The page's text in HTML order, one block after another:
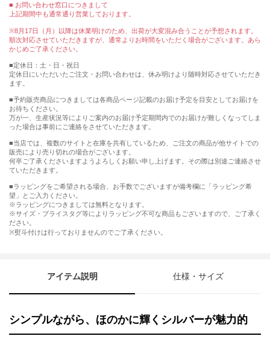
■ お問い合わせ窓口につきまして
上記期間中も通常通り営業しております。
※8月17日（月）以降は休業明けのため、出荷が大変混み合うことが予想されます。
順次対応させていただきますが、通常よりお時間をいただく場合がございます。あら
かじめご了承ください。
■定休日：土・日・祝日
定休日にいただいたご注文・お問い合わせは、休み明けより随時対応させていただき
ます。
■予約販売商品につきましては各商品ページ記載のお届け予定を目安としてお届けを
お待ちください。
万が一、生産状況等によりご案内のお届け予定期間内でのお届けが難しくなってしま
った場合は事前にご連絡をさせていただきます。
■当店では、複数のサイトと在庫を共有しているため、ご注文の商品が他サイトでの
販売により売り切れの場合がございます。
何卒ご了承くださいますようよろしくお願い申し上げます。その際は別途ご連絡させ
ていただきます。
■ラッピングをご希望される場合、お手数でございますが備考欄に「ラッピング希
望」とご入力ください。
※ラッピングにつきましては無料となります。
※サイズ・プライスタグ等によりラッピング不可な商品もございますので、ご了承く
ださい。
※熨斗付けは行っておりませんのでご了承ください。
アイテム説明 仕様・サイズ
シンプルながら、ほのかに輝くシルバーが魅力的